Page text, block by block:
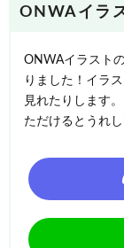
ONWAイラ
ONWAイラスト
りました！イラ
見れたりします
ただけるとうれし